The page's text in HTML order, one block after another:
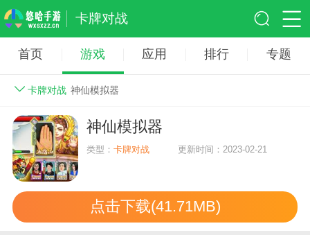
卡牌对战
首页 游戏 应用 排行 专题
卡牌对战 神仙模拟器
神仙模拟器
类型：卡牌对战 更新时间：2023-02-21
点击下载(41.71MB)